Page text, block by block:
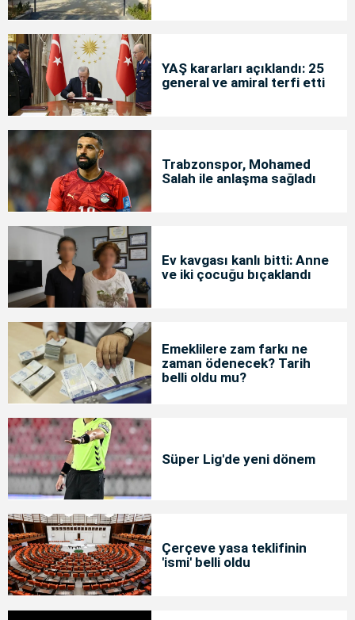
YAŞ kararları açıklandı: 25
general ve amiral terfi etti
Trabzonspor, Mohamed
Salah ile anlaşma sağladı
Ev kavgası kanlı bitti: Anne
ve iki çocuğu bıçaklandı
Emeklilere zam farkı ne
zaman ödenecek? Tarih
belli oldu mu?
Süper Lig'de yeni dönem
Çerçeve yasa teklifinin
'ismi' belli oldu